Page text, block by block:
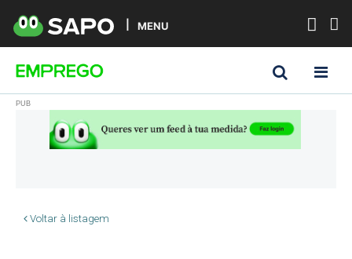
MENU
Voltar à listagem